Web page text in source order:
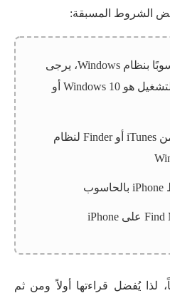
الشروط المسبقة:
إذا كنت تستخدم حاسوبًا بنظام Windows، يرجى
التأكد من أن نظام التشغيل هو Windows 10 أو
توفير أحدث إصدار من iTunes أو Finder لنظام
لذا يُفضل قراءتها أولاً ومن ثم